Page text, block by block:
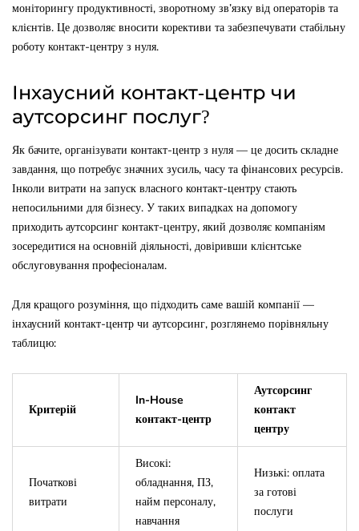
моніторингу продуктивності, зворотному зв’язку від операторів та
клієнтів. Це дозволяє вносити корективи та забезпечувати стабільну
роботу контакт-центру з нуля.
Інхаусний контакт-центр чи
аутсорсинг послуг?
Як бачите, організувати контакт-центр з нуля — це досить складне
завдання, що потребує значних зусиль, часу та фінансових ресурсів.
Інколи витрати на запуск власного контакт-центру стають
непосильними для бізнесу. У таких випадках на допомогу
приходить аутсорсинг контакт-центру, який дозволяє компаніям
зосередитися на основній діяльності, довіривши клієнтське
обслуговування професіоналам.
Для кращого розуміння, що підходить саме вашій компанії —
інхаусний контакт-центр чи аутсорсинг, розглянемо порівняльну
таблицю:
Критерій
In-House
контакт-центр
Аутсорсинг
контакт
центру
Початкові
витрати
Високі:
обладнання, ПЗ,
найм персоналу,
навчання
Низькі: оплата
за готові
послуги